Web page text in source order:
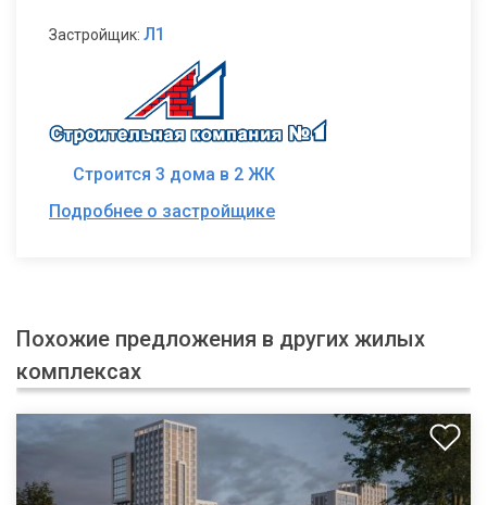
Застройщик: Л1
Строится 3 дома в 2 ЖК
Подробнее о застройщике
Похожие предложения в других жилых
комплексах